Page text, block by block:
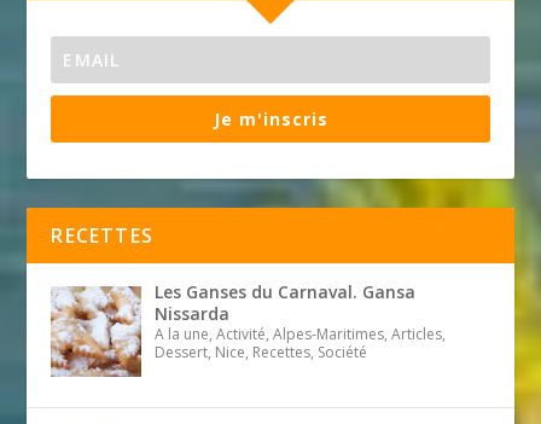
Je m'inscris
RECETTES
Les Ganses du Carnaval. Gansa
Nissarda
A la une, Activité, Alpes-Maritimes, Articles,
Dessert, Nice, Recettes, Société